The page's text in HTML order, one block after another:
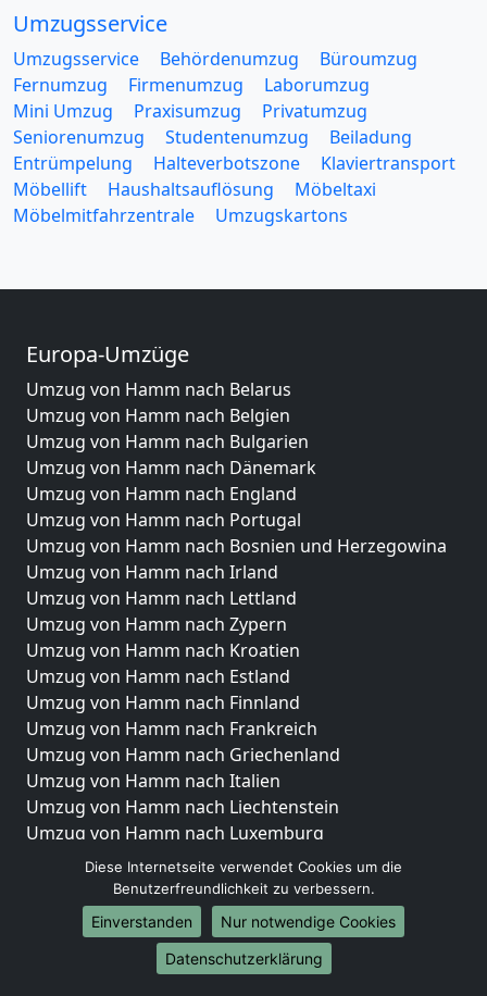
Umzugsservice
Umzugsservice Behördenumzug
Büroumzug
Fernumzug
Firmenumzug
Laborumzug
Mini Umzug
Praxisumzug
Privatumzug
Seniorenumzug
Studentenumzug
Beiladung
Entrümpelung
Halteverbotszone
Klaviertransport
Möbellift
Haushaltsauflösung
Möbeltaxi
Möbelmitfahrzentrale
Umzugskartons
Europa-Umzüge
Umzug von Hamm nach Belarus
Umzug von Hamm nach Belgien
Umzug von Hamm nach Bulgarien
Umzug von Hamm nach Dänemark
Umzug von Hamm nach England
Umzug von Hamm nach Portugal
Umzug von Hamm nach Bosnien und Herzegowina
Umzug von Hamm nach Irland
Umzug von Hamm nach Lettland
Umzug von Hamm nach Zypern
Umzug von Hamm nach Kroatien
Umzug von Hamm nach Estland
Umzug von Hamm nach Finnland
Umzug von Hamm nach Frankreich
Umzug von Hamm nach Griechenland
Umzug von Hamm nach Italien
Umzug von Hamm nach Liechtenstein
Umzug von Hamm nach Luxemburg
Umzug von Hamm nach Niederlande
Umzug von Hamm nach Norwegen
Umzüge-Deutschlandweit
Umzug von Hamm nach Berlin
Diese Internetseite verwendet Cookies um die
Benutzerfreundlichkeit zu verbessern.
Einverstanden
Nur notwendige Cookies
Datenschutzerklärung